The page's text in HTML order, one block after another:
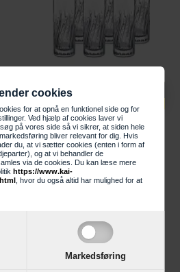
cookies
for at opnå en funktionel side og for
Ved hjælp af cookies laver vi
på vores side så vi sikrer, at siden hele
bliver relevant for dig. Hvis
du, at vi sætter cookies (enten i form af
og at vi behandler de
via de cookies. Du kan læse mere
https://www.kai-
, hvor du også altid har mulighed for at
Markedsføring
stk.
Knaldhårde priser
349,00 DKK
Luigi Bormioli Mixology
Shotsglas/Snapseglas - 6
stk.